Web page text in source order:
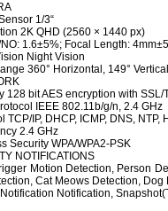
1/3“
2K QHD (2560 × 1440 px)
NO: 1.6±5%; Focal Length:
Night Vision
360° Horizontal, 149° Vertical
128 bit AES encryption with SSL/
IEEE 802.11b/g/n, 2.4 GHz
TCP/IP, DHCP, ICMP, DNS, NTP,
2.4 GHz
Security WPA/WPA2-PSK
NOTIFICATIONS
Motion Detection, Person
Cat Meows Detection,
Notification,